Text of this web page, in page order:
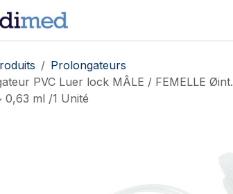
Prolongateurs
PVC Luer lock MÂLE / FEMELLE
0,63 ml /1 Unité